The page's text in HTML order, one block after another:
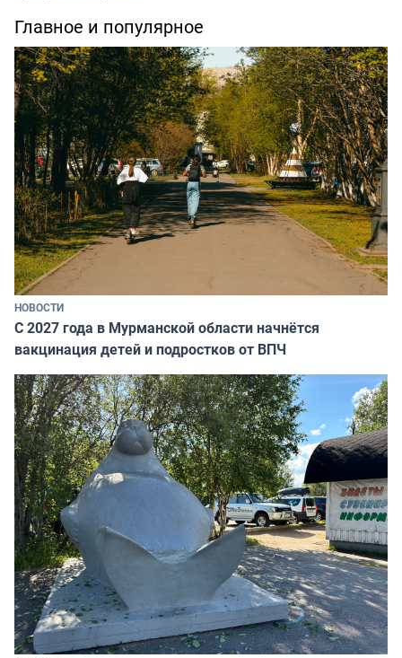
Главное и популярное
НОВОСТИ
С 2027 года в Мурманской области начнётся
вакцинация детей и подростков от ВПЧ